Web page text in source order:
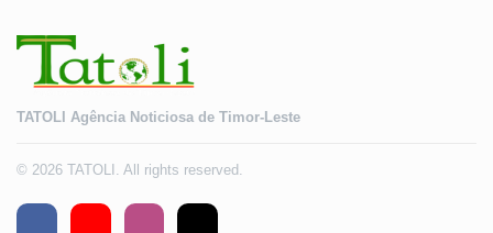
TATOLI Agência Noticiosa de Timor-Leste
© 2026 TATOLI. All rights reserved.